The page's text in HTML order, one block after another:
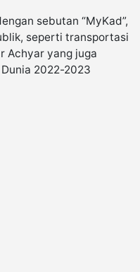
sebutan “MyKad”,
seperti transportasi
Achyar yang juga
2022-2023